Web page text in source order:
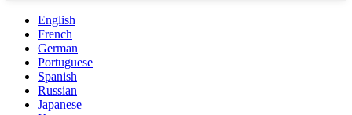
English
French
German
Portuguese
Spanish
Russian
Japanese